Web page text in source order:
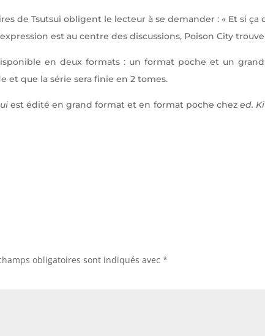
de Tsutsui obligent le lecteur à se demander : « Et si ça
est au centre des discussions, Poison City
en deux formats : un format poche et un grand
et que la série sera finie en 2 tomes.
est édité en grand format et en format poche chez ed. Ki
obligatoires sont indiqués avec *